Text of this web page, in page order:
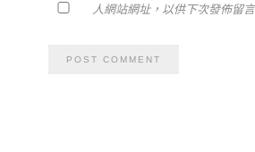
人網站網址，以供下次發佈留